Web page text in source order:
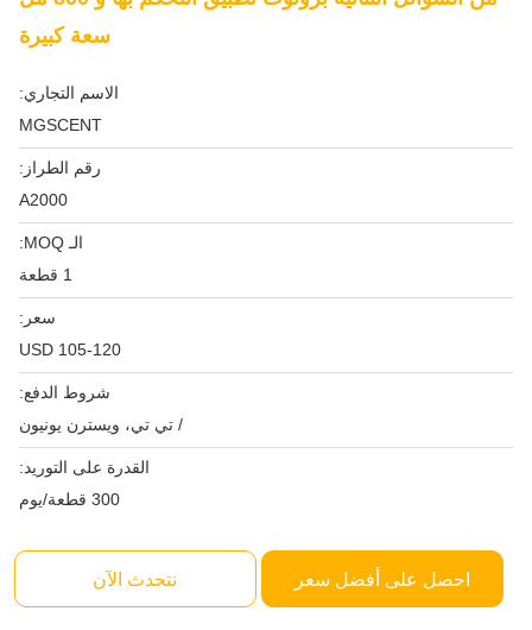
سعة كبيرة
الاسم التجاري:
MGSCENT
رقم الطراز:
A2000
الـ MOQ:
1 قطعة
سعر:
USD 105-120
شروط الدفع:
/ تي تي، ويسترن يونيون
القدرة على التوريد:
300 قطعة/يوم
احصل على أفضل سعر نتحدث الآن